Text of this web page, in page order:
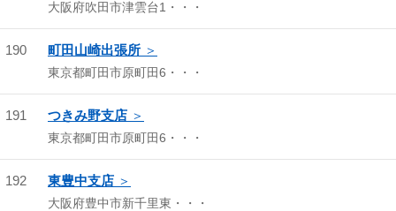
大阪府吹田市津雲台1・・・
190 町田山崎出張所
東京都町田市原町田6・・・
191 つきみ野支店
東京都町田市原町田6・・・
192 東豊中支店
大阪府豊中市新千里東・・・